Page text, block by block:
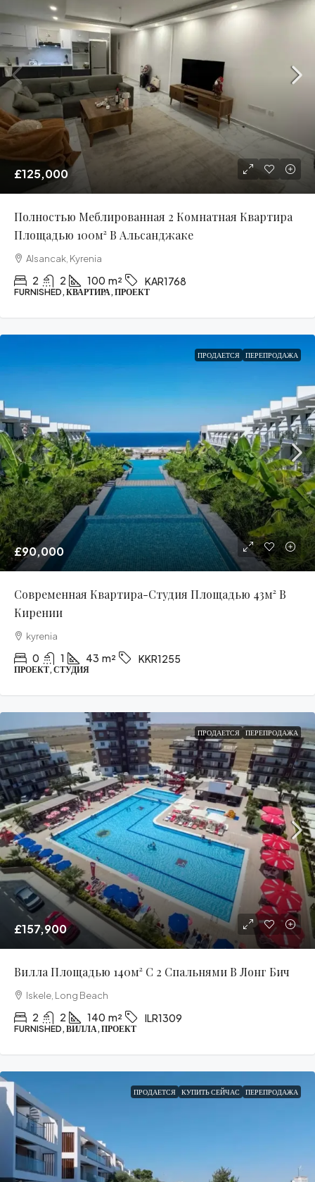
£125,000
Полностью Меблированная 2 Комнатная Квартира
Площадью 100м² В Альсанджаке
Alsancak, Kyrenia
2 2 100 m² KAR1768
FURNISHED, КВАРТИРА, ПРОЕКТ
ПРОДАЕТСЯ ПЕРЕПРОДАЖА
£90,000
Современная Квартира-Студия Площадью 43м² В
Кирении
kyrenia
0 1 43 m² KKR1255
ПРОЕКТ, СТУДИЯ
ПРОДАЕТСЯ ПЕРЕПРОДАЖА
£157,900
Вилла Площадью 140м² С 2 Спальнями В Лонг Бич
Iskele, Long Beach
2 2 140 m² ILR1309
FURNISHED, ВИЛЛА, ПРОЕКТ
ПРОДАЕТСЯ КУПИТЬ СЕЙЧАС ПЕРЕПРОДАЖА